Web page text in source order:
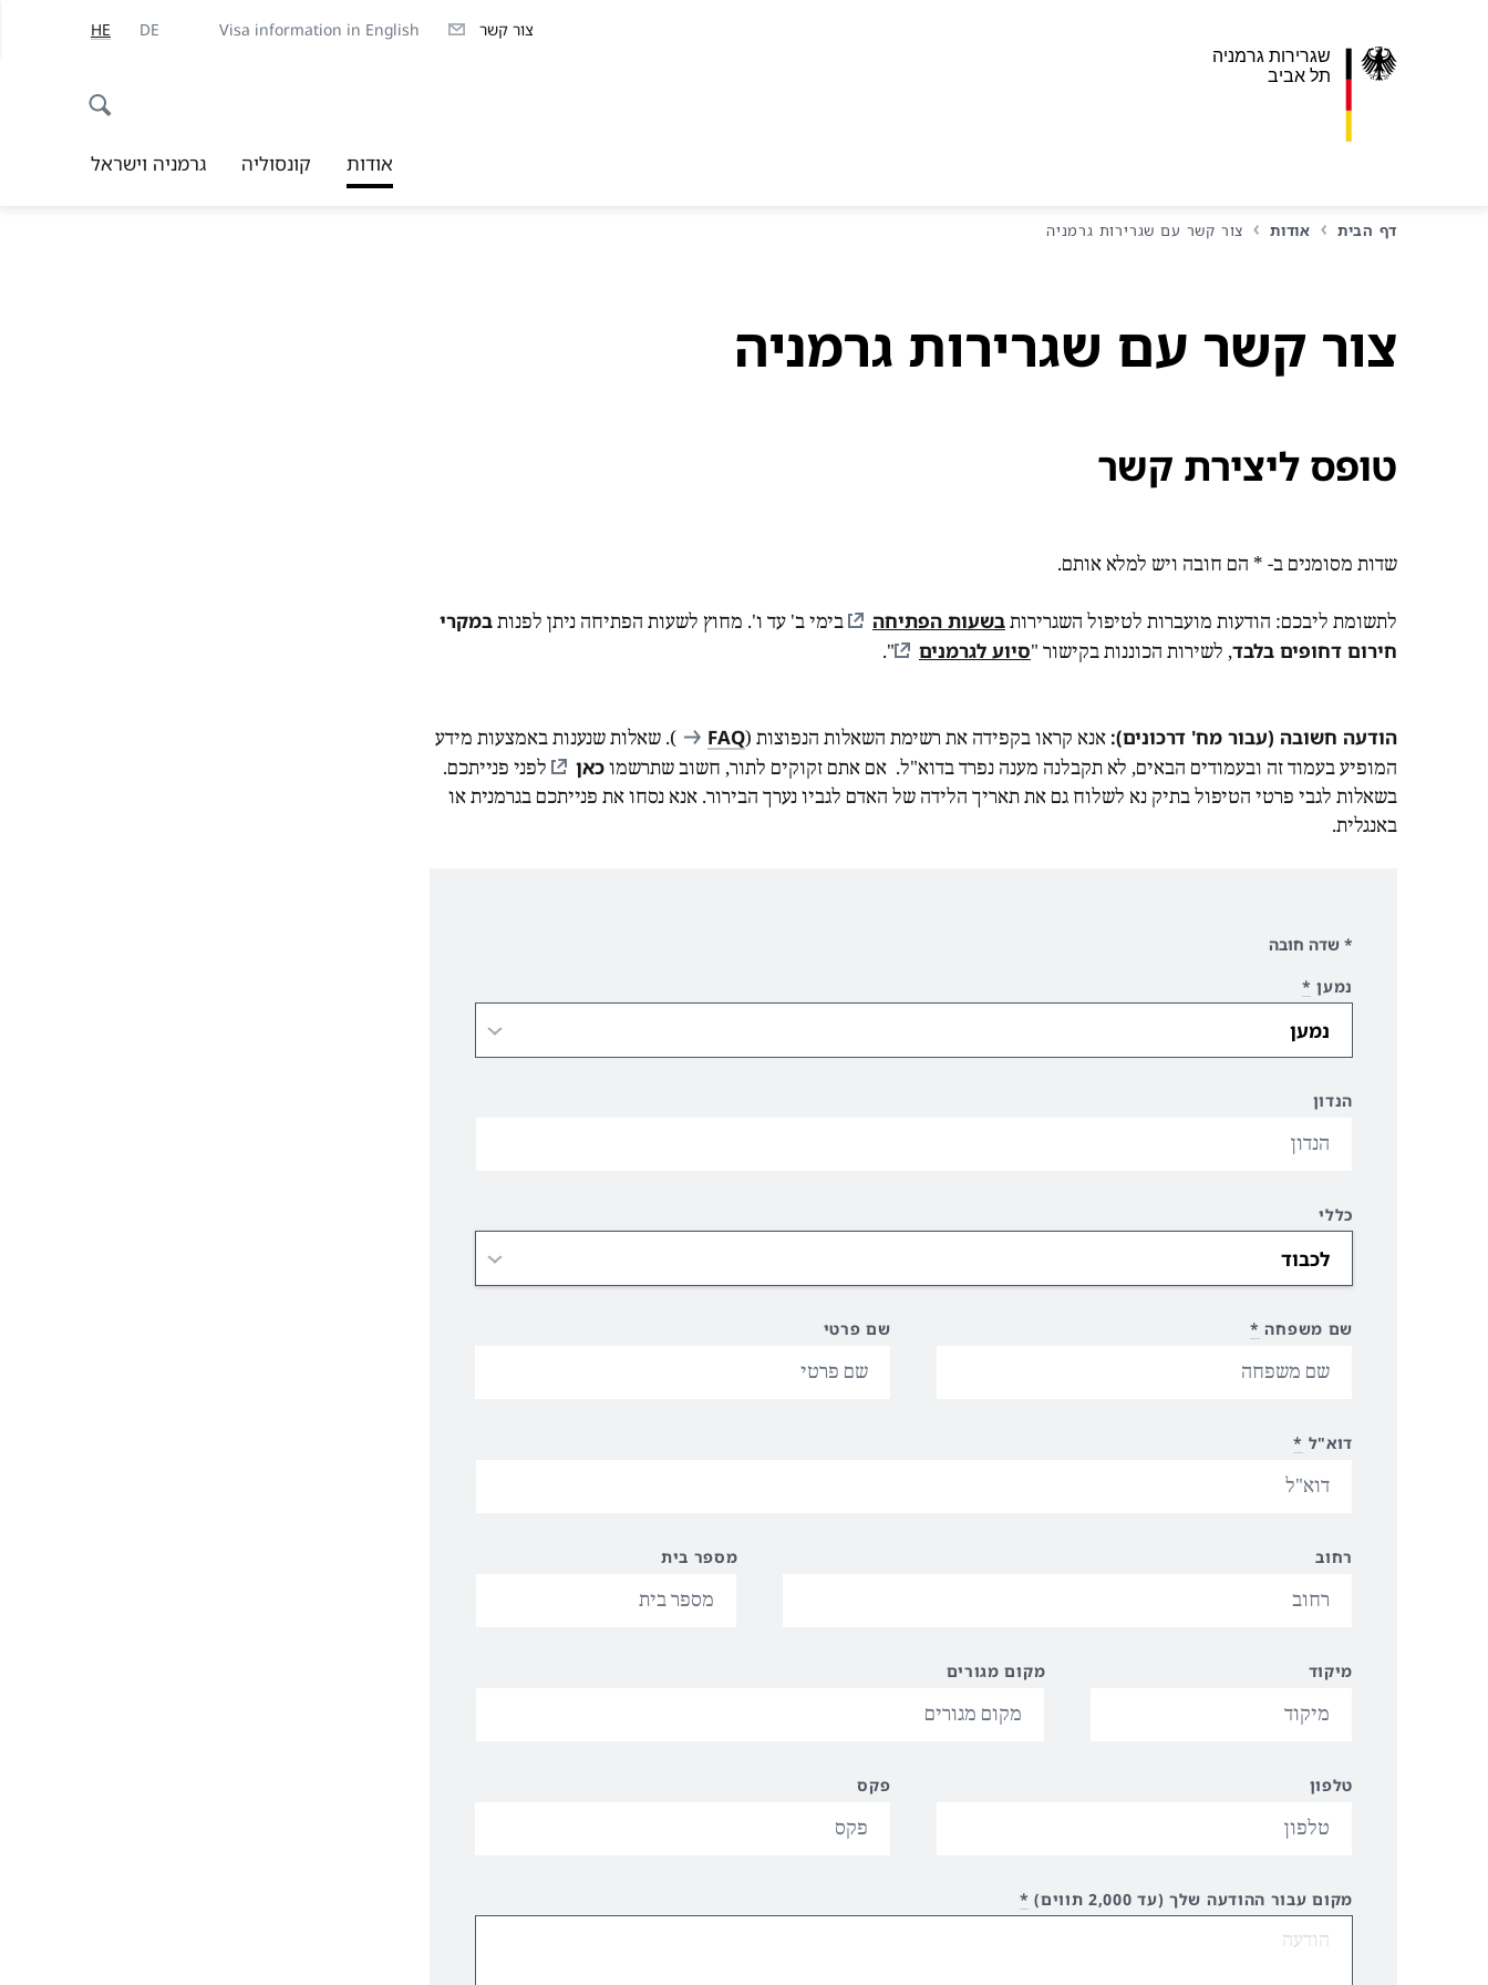
שגרירות גרמניה
תל אביב
צור קשר Visa information in English
DE
HE
אודות קונסוליה גרמניה וישראל
דף הבית אודות צור קשר עם שגרירות גרמניה
צור קשר עם שגרירות גרמניה
טופס ליצירת קשר
שדות מסומנים ב- * הם חובה ויש למלא אותם.
לתשומת ליבכם: הודעות מועברות לטיפול השגרירות בשעות הפתיחה בימי ב' עד ו'. מחוץ לשעות הפתיחה ניתן לפנות במקרי
חירום דחופים בלבד, לשירות הכוננות בקישור "סיוע לגרמנים ".
הודעה חשובה (עבור מח' דרכונים): אנא קראו בקפידה את רשימת השאלות הנפוצות (FAQ
). שאלות שנענות באמצעות מידע
המופיע בעמוד זה ובעמודים הבאים, לא תקבלנה מענה נפרד בדוא"ל. אם אתם זקוקים לתור, חשוב שתרשמו כאן
לפני פנייתכם.
בשאלות לגבי פרטי הטיפול בתיק נא לשלוח גם את תאריך הלידה של האדם לגביו נערך הבירור. אנא נסחו את פנייתכם בגרמנית או
באנגלית.
* שדה חובה
נמען *
הנדון
כללי
שם משפחה * שם פרטי
דוא"ל *
רחוב מספר בית
מיקוד מקום מגורים
טלפון פקס
מקום עבור ההודעה שלך (עד 2,000 תווים) *